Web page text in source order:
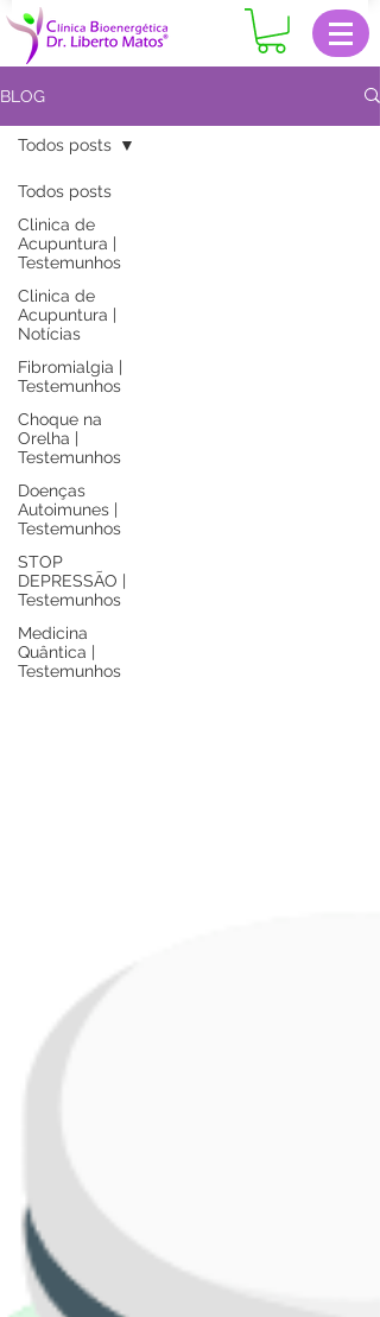
BLOG
Todos posts
Clinica de
Acupuntura |
Testemunhos
Clinica de
Acupuntura |
Notícias
Fibromialgia |
Testemunhos
Choque na
Orelha |
Testemunhos
Doenças
Autoimunes |
Testemunhos
STOP
DEPRESSÃO |
Testemunhos
Medicina
Quântica |
Testemunhos
Todos posts